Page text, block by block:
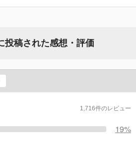
投稿された感想・評価
1,716件のレビュー
19%